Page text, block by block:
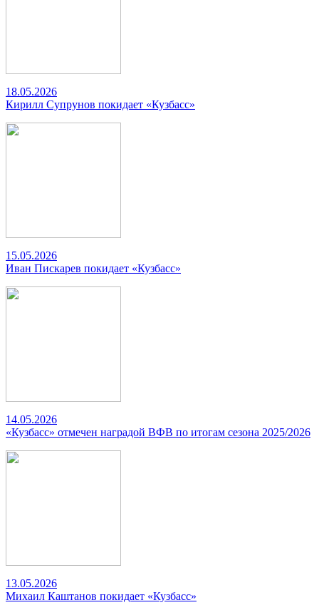
18.05.2026
Кирилл Супрунов покидает «Кузбасс»
15.05.2026
Иван Пискарев покидает «Кузбасс»
14.05.2026
«Кузбасс» отмечен наградой ВФВ по итогам сезона 2025/2026
13.05.2026
Михаил Каштанов покидает «Кузбасс»